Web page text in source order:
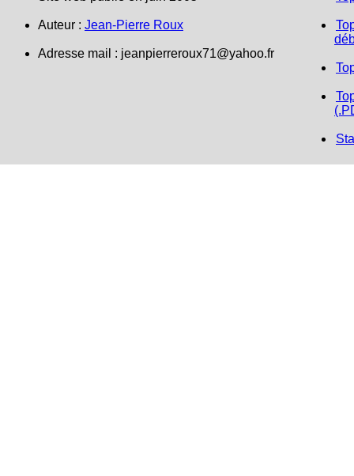
Auteur : Jean-Pierre Roux
Adresse mail : jeanpierreroux71@yahoo.fr